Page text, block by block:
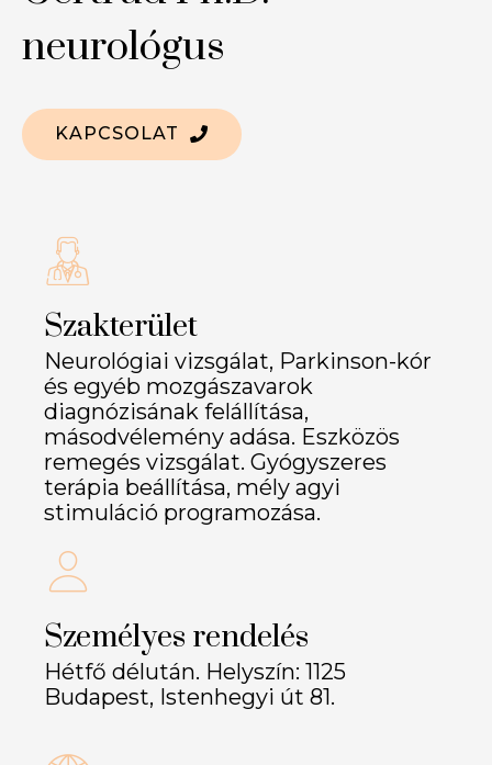
neurológus
KAPCSOLAT
Szakterület
Neurológiai vizsgálat, Parkinson-kór
és egyéb mozgászavarok
diagnózisának felállítása,
másodvélemény adása. Eszközös
remegés vizsgálat. Gyógyszeres
terápia beállítása, mély agyi
stimuláció programozása.
Személyes rendelés
Hétfő délután. Helyszín: 1125
Budapest, Istenhegyi út 81.